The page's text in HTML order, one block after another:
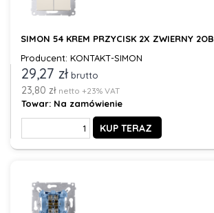
SIMON 54 KREM PRZYCISK 2X ZWIERNY 2OB
Producent: KONTAKT-SIMON
29,27 zł brutto
23,80 zł netto +23% VAT
Towar: Na zamówienie
KUP TERAZ